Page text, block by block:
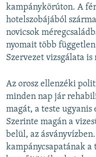
kampánykörúton. A
hotelszobájából
novicsok
nyomait több
Szervezet vizsgálata
Az orosz ellenzéki
minden nap jár
magát, a teste ugyanis
Szerinte magán a
belül, az
kampánycsapatának